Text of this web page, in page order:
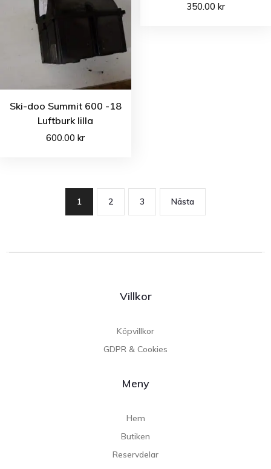
Ski-doo Summit 600 -18
Luftburk lilla
600.00kr
350.00 kr
1 2 3 Nästa
Villkor
Köpvillkor
GDPR & Cookies
Meny
Hem
Butiken
Reservdelar